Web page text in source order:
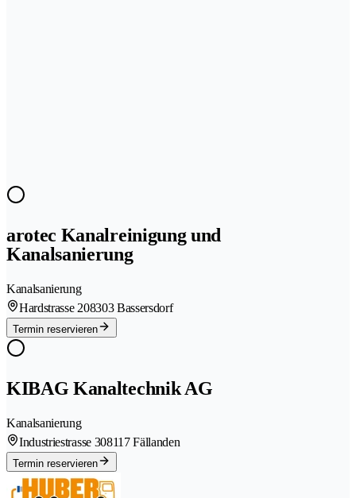
arotec Kanalreinigung und
Kanalsanierung
Kanalsanierung
Hardstrasse 208303 Bassersdorf
Termin reservieren
KIBAG Kanaltechnik AG
Kanalsanierung
Industriestrasse 308117 Fällanden
Termin reservieren